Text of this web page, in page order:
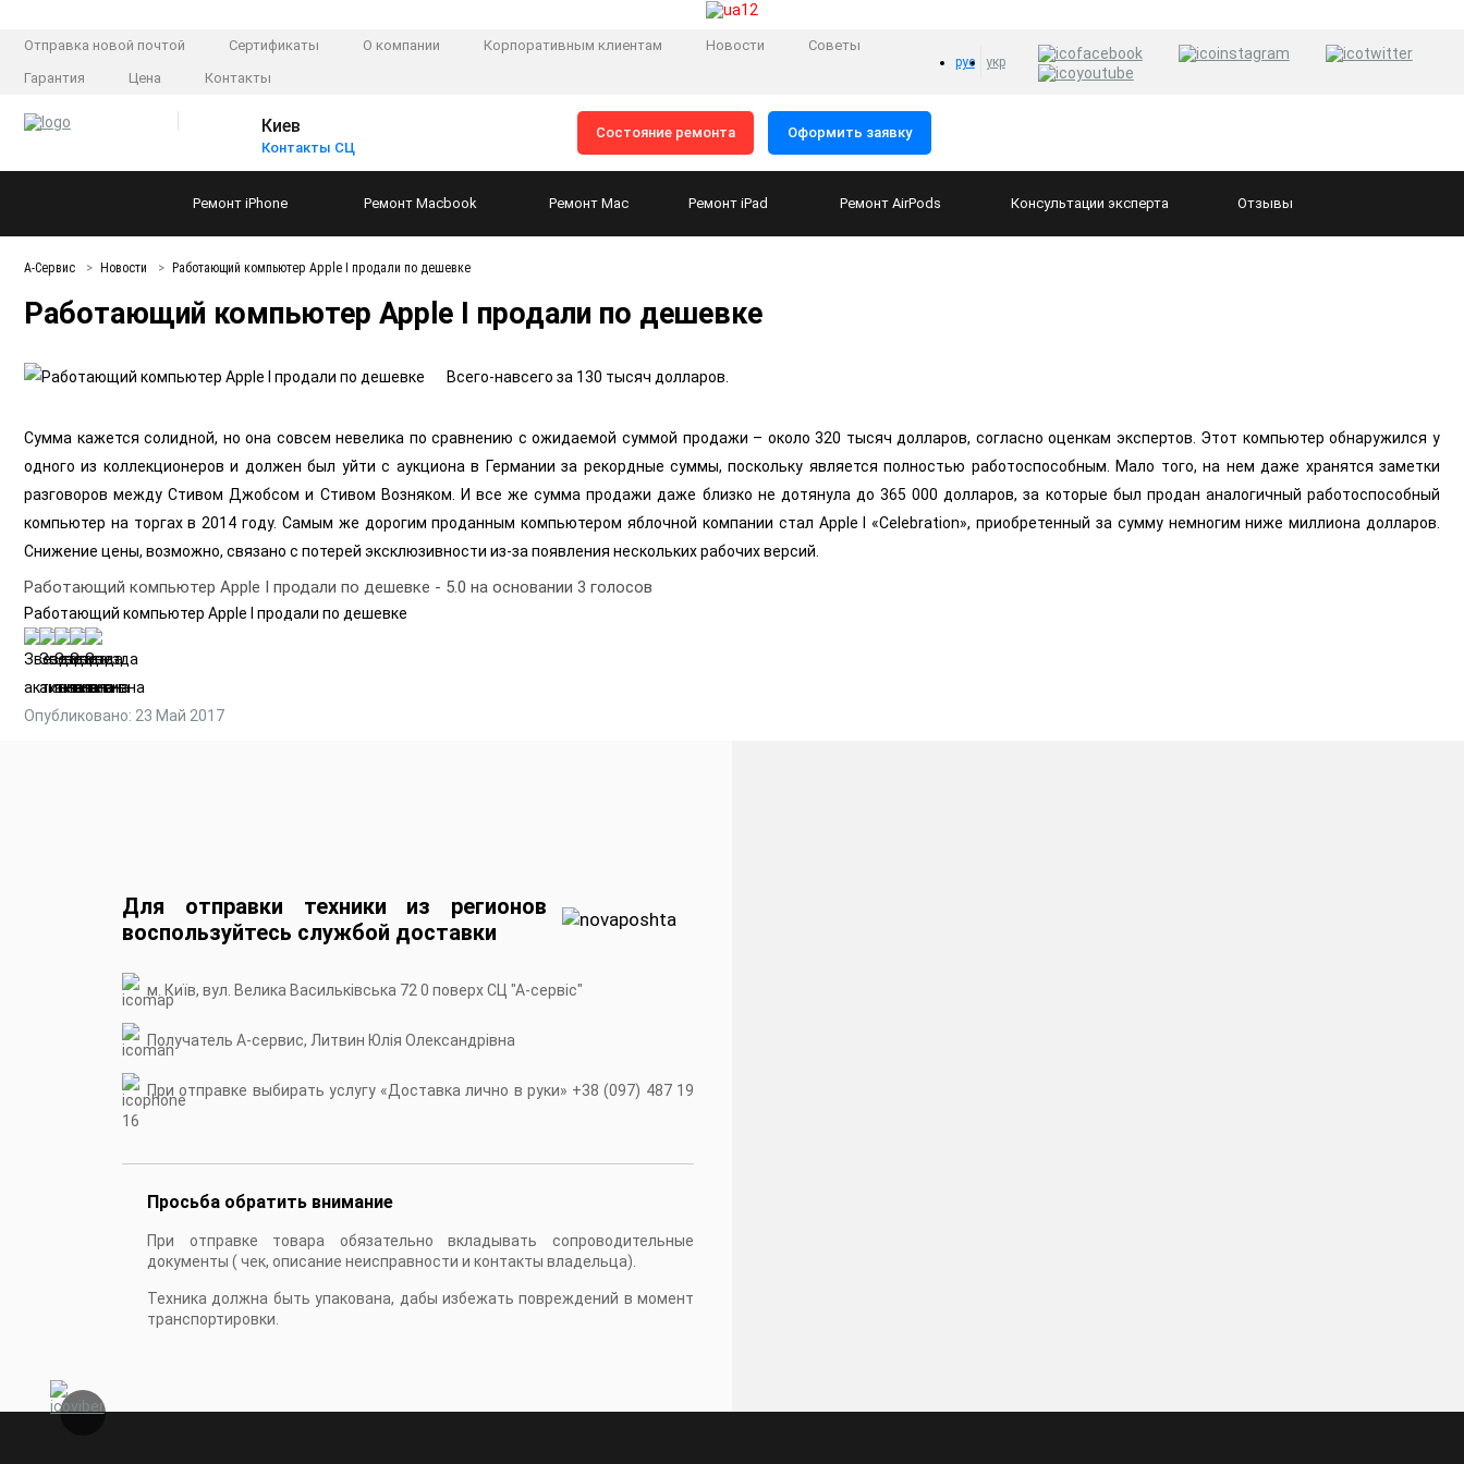
Отправка новой почтой Сертификаты О компании Корпоративным клиентам Новости
Советы
Гарантия
Цена Контакты
рус укр
Киев
Контакты СЦ
Состояние ремонта Оформить заявку
Ремонт iPhone Ремонт Macbook Ремонт Mac Ремонт iPad Ремонт AirPods Консультации эксперта Отзывы
А-Сервис Новости Работающий компьютер Apple I продали по дешевке
Работающий компьютер Apple I продали по дешевке
Всего-навсего за 130 тысяч долларов.
Сумма кажется солидной, но она совсем невелика по сравнению с ожидаемой суммой продажи – около 320 тысяч долларов, согласно оценкам экспертов. Этот компьютер обнаружился у
одного из коллекционеров и должен был уйти с аукциона в Германии за рекордные суммы, поскольку является полностью работоспособным. Мало того, на нем даже хранятся заметки
разговоров между Стивом Джобсом и Стивом Возняком. И все же сумма продажи даже близко не дотянула до 365 000 долларов, за которые был продан аналогичный работоспособный
компьютер на торгах в 2014 году. Самым же дорогим проданным компьютером яблочной компании стал Apple I «Celebration», приобретенный за сумму немногим ниже миллиона долларов.
Снижение цены, возможно, связано с потерей эксклюзивности из-за появления нескольких рабочих версий.
Работающий компьютер Apple I продали по дешевке - 5.0 на основании 3 голосов
Работающий компьютер Apple I продали по дешевке
Опубликовано: 23 Май 2017
Для отправки техники из регионов
воспользуйтесь службой доставки
м. Київ, вул. Велика Васильківська 72 0 поверх СЦ "А-сервiс"
Получатель А-сервис, Литвин Юлія Олександрівна
При отправке выбирать услугу «Доставка лично в руки» +38 (097) 487 19
16
Просьба обратить внимание
При отправке товара обязательно вкладывать сопроводительные
документы ( чек, описание неисправности и контакты владельца).
Техника должна быть упакована, дабы избежать повреждений в момент
транспортировки.